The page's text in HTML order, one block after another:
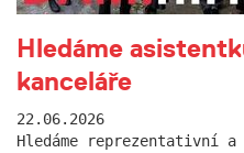
Hledáme
kanceláře
22.06.2026
Hledáme reprezentativní a